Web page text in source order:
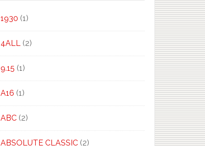
1930(1)
4ALL(2)
9.15(1)
A16(1)
ABC(2)
ABSOLUTE CLASSIC(2)